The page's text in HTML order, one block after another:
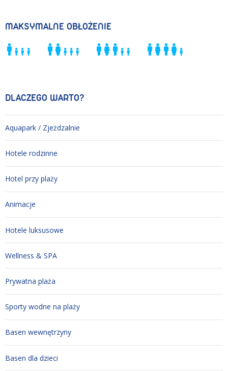
MAKSYMALNE OBŁOŻENIE
DLACZEGO WARTO?
Aquapark / Zjeżdzalnie
Hotele rodzinne
Hotel przy plaży
Animacje
Hotele luksusowe
Wellness & SPA
Prywatna plaża
Sporty wodne na plaży
Basen wewnętrzyny
Basen dla dzieci